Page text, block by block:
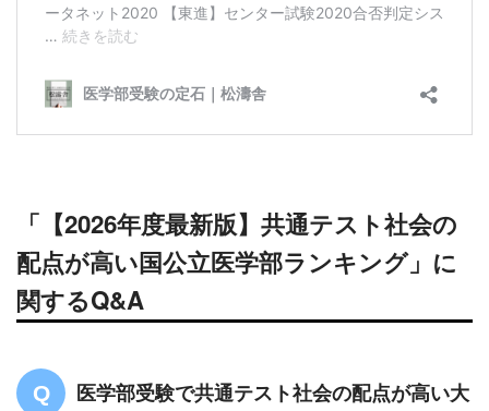
「【2026年度最新版】共通テスト社会の
配点が高い国公立医学部ランキング」に
関するQ&A
医学部受験で共通テスト社会の配点が高い大